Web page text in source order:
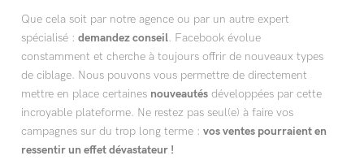
Que cela soit par notre agence ou par un autre expert
spécialisé : demandez conseil. Facebook évolue
constamment et cherche à toujours offrir de nouveaux types
de ciblage. Nous pouvons vous permettre de directement
mettre en place certaines nouveautésdéveloppées par cette
incroyable plateforme. Ne restez pas seul(e) à faire vos
campagnes sur du trop long terme : vos ventes pourraient en
ressentir un effet dévastateur !